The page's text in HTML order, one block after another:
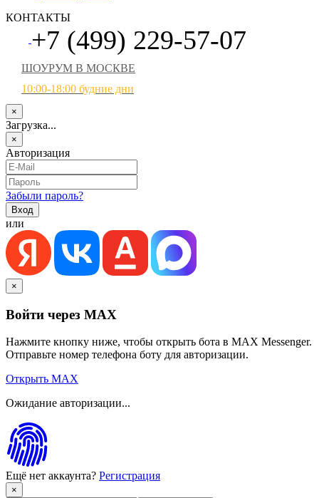
КОНТАКТЫ
+7 (499) 229-57-07
ШОУРУМ В МОСКВЕ
10:00-18:00 будние дни
×
Загрузка...
×
Авторизация
Забыли пароль?
или
×
Войти через MAX
Нажмите кнопку ниже, чтобы открыть бота в MAX Messenger.
Отправьте номер телефона боту для авторизации.
Открыть MAX
Ожидание авторизации...
Ещё нет аккаунта? Регистрация
×